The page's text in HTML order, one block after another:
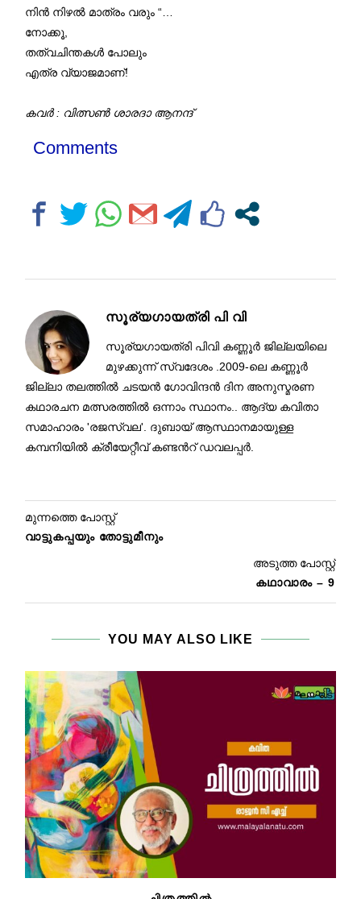
നിൻ നിഴൽ മാത്രം വരും “…
നോക്കൂ,
തത്വചിന്തകൾ പോലും
എത്ര വ്യാജമാണ്!
കവർ : വിത്സൺ ശാരദാ ആനന്ദ്
Comments
സൂര്യഗായത്രി പി വി
സൂര്യഗായത്രി പിവി കണ്ണൂർ ജില്ലയിലെ
മുഴക്കുന്ന് സ്വദേശം .2009-ലെ കണ്ണൂർ
ജില്ലാ തലത്തിൽ ചടയൻ ഗോവിന്ദൻ ദിന അനുസ്മരണ
കഥാരചന മത്സരത്തിൽ ഒന്നാം സ്ഥാനം.. ആദ്യ കവിതാ
സമാഹാരം 'രജസ്വല'. ദുബായ് ആസ്ഥാനമായുള്ള
കമ്പനിയിൽ ക്രീയേറ്റീവ് കണ്ടൻറ് ഡവലപ്പർ.
മുന്നത്തെ പോസ്റ്റ്
വാട്ടുകപ്പയും തോട്ടുമീനും
അടുത്ത പോസ്റ്റ്
കഥാവാരം – 9
YOU MAY ALSO LIKE